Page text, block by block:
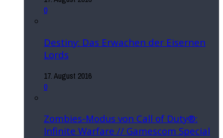
0
Destiny: Das Erwachen der Eisernen
Lords
17. August 2016
0
Zombies-Modus von Call of Duty®:
Infinite Warfare // Gamescom Special